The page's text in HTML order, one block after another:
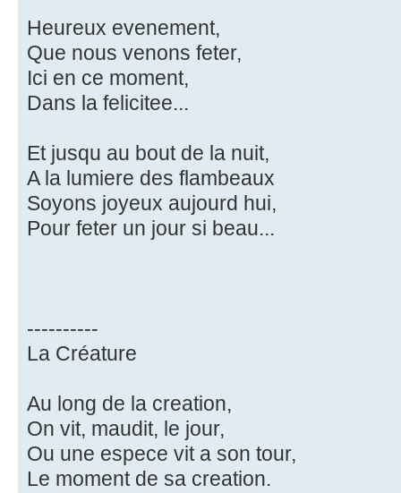
Heureux evenement,
Que nous venons feter,
Ici en ce moment,
Dans la felicitee...
Et jusqu au bout de la nuit,
A la lumiere des flambeaux
Soyons joyeux aujourd hui,
Pour feter un jour si beau...
----------
La Créature
Au long de la creation,
On vit, maudit, le jour,
Ou une espece vit a son tour,
Le moment de sa creation.